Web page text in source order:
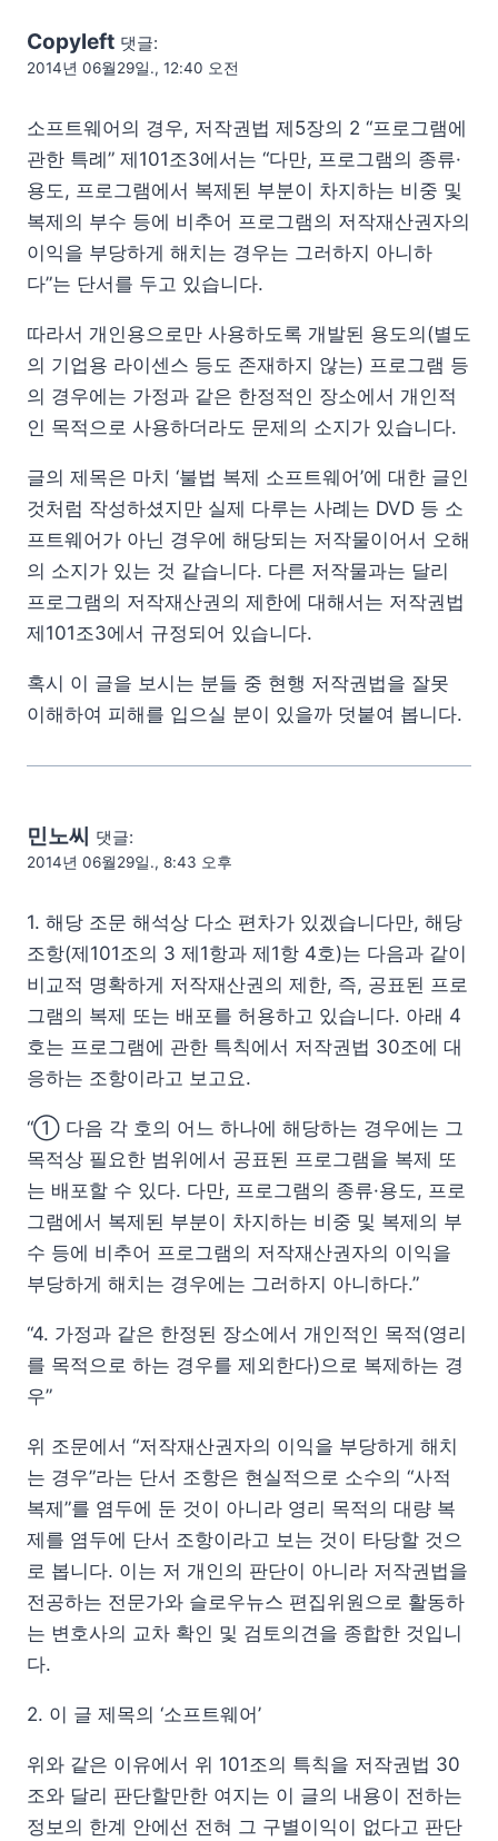
Copyleft 댓글:
2014년 06월29일., 12:40 오전
소프트웨어의 경우, 저작권법 제5장의 2 “프로그램에
관한 특례” 제101조3에서는 “다만, 프로그램의 종류·
용도, 프로그램에서 복제된 부분이 차지하는 비중 및
복제의 부수 등에 비추어 프로그램의 저작재산권자의
이익을 부당하게 해치는 경우는 그러하지 아니하
다”는 단서를 두고 있습니다.
따라서 개인용으로만 사용하도록 개발된 용도의(별도
의 기업용 라이센스 등도 존재하지 않는) 프로그램 등
의 경우에는 가정과 같은 한정적인 장소에서 개인적
인 목적으로 사용하더라도 문제의 소지가 있습니다.
글의 제목은 마치 ‘불법 복제 소프트웨어’에 대한 글인
것처럼 작성하셨지만 실제 다루는 사례는 DVD 등 소
프트웨어가 아닌 경우에 해당되는 저작물이어서 오해
의 소지가 있는 것 같습니다. 다른 저작물과는 달리
프로그램의 저작재산권의 제한에 대해서는 저작권법
제101조3에서 규정되어 있습니다.
혹시 이 글을 보시는 분들 중 현행 저작권법을 잘못
이해하여 피해를 입으실 분이 있을까 덧붙여 봅니다.
민노씨 댓글:
2014년 06월29일., 8:43 오후
1. 해당 조문 해석상 다소 편차가 있겠습니다만, 해당
조항(제101조의 3 제1항과 제1항 4호)는 다음과 같이
비교적 명확하게 저작재산권의 제한, 즉, 공표된 프로
그램의 복제 또는 배포를 허용하고 있습니다. 아래 4
호는 프로그램에 관한 특칙에서 저작권법 30조에 대
응하는 조항이라고 보고요.
“① 다음 각 호의 어느 하나에 해당하는 경우에는 그
목적상 필요한 범위에서 공표된 프로그램을 복제 또
는 배포할 수 있다. 다만, 프로그램의 종류·용도, 프로
그램에서 복제된 부분이 차지하는 비중 및 복제의 부
수 등에 비추어 프로그램의 저작재산권자의 이익을
부당하게 해치는 경우에는 그러하지 아니하다.”
“4. 가정과 같은 한정된 장소에서 개인적인 목적(영리
를 목적으로 하는 경우를 제외한다)으로 복제하는 경
우”
위 조문에서 “저작재산권자의 이익을 부당하게 해치
는 경우”라는 단서 조항은 현실적으로 소수의 “사적
복제”를 염두에 둔 것이 아니라 영리 목적의 대량 복
제를 염두에 단서 조항이라고 보는 것이 타당할 것으
로 봅니다. 이는 저 개인의 판단이 아니라 저작권법을
전공하는 전문가와 슬로우뉴스 편집위원으로 활동하
는 변호사의 교차 확인 및 검토의견을 종합한 것입니
다.
2. 이 글 제목의 ‘소프트웨어’
위와 같은 이유에서 위 101조의 특칙을 저작권법 30
조와 달리 판단할만한 여지는 이 글의 내용이 전하는
정보의 한계 안에선 전혀 그 구별이익이 없다고 판단